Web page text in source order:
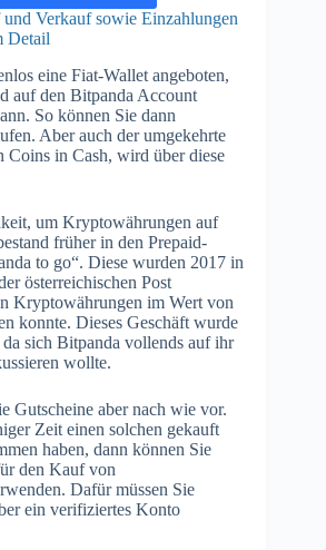
Verkauf sowie Einzahlungen
Detail
eine Fiat-Wallet angeboten,
auf den Bitpanda Account
So können Sie dann
Aber auch der umgekehrte
Coins in Cash, wird über diese
um Kryptowährungen auf
früher in den Prepaid-
to go“. Diese wurden 2017 in
österreichischen Post
Kryptowährungen im Wert von
konnte. Dieses Geschäft wurde
sich Bitpanda vollends auf ihr
wollte.
Gutscheine aber nach wie vor.
Zeit einen solchen gekauft
haben, dann können Sie
den Kauf von
Dafür müssen Sie
ein verifiziertes Konto